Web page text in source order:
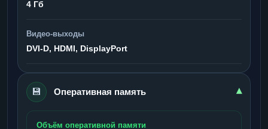
4 Гб
Видео-выходы
DVI-D, HDMI, DisplayPort
💾 Оперативная память ▾
Объём оперативной памяти